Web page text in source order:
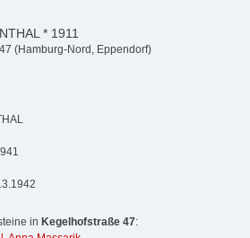
* 1911
(Hamburg-Nord, Eppendorf)
in Kegelhofstraße 47: